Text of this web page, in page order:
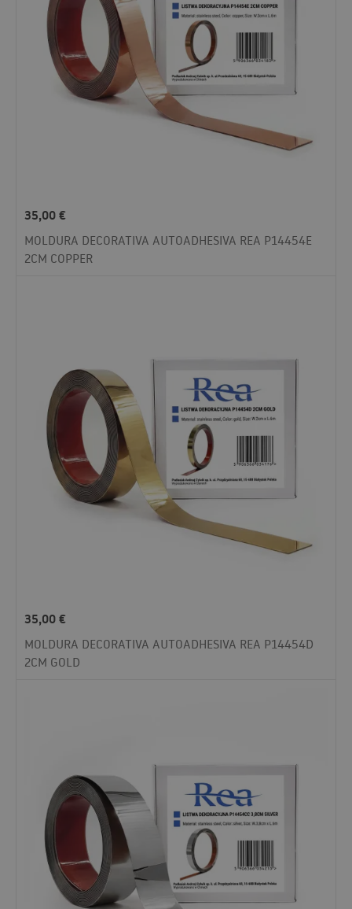
35,00€
MOLDURA DECORATIVA AUTOADHESIVA REA P14454E
2CM COPPER
35,00€
MOLDURA DECORATIVA AUTOADHESIVA REA P14454D
2CM GOLD